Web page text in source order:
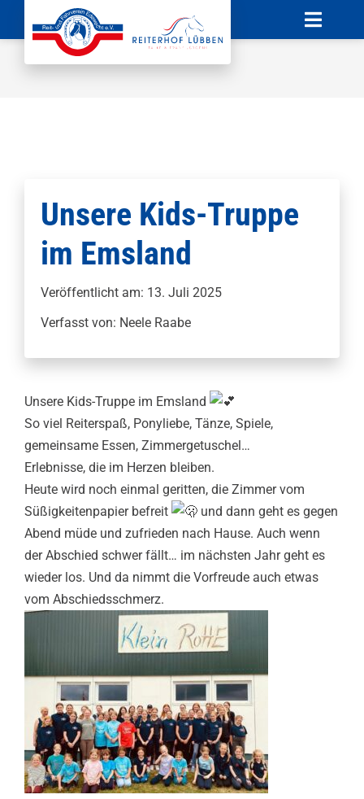
Toggle
Startseite
Boxenvermietung
Sponsoren
Unsere Kids-Truppe
im Emsland
Veröffentlicht am: 13. Juli 2025
Verfasst von: Neele Raabe
Unsere Kids-Truppe im Emsland
So viel Reiterspaß, Ponyliebe, Tänze, Spiele,
gemeinsame Essen, Zimmergetuschel…
Erlebnisse, die im Herzen bleiben.
Heute wird noch einmal geritten, die Zimmer vom
Süßigkeitenpapier befreit
und dann geht es gegen
Abend müde und zufrieden nach Hause. Auch wenn
der Abschied schwer fällt… im nächsten Jahr geht es
wieder los. Und da nimmt die Vorfreude auch etwas
vom Abschiedsschmerz.